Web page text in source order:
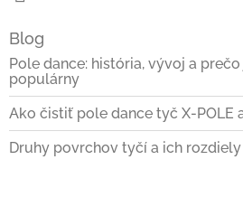
Blog
Pole dance: história, vývoj a
populárny
Ako čistiť pole dance tyč X-POLE
Druhy povrchov tyčí a ich rozdiely